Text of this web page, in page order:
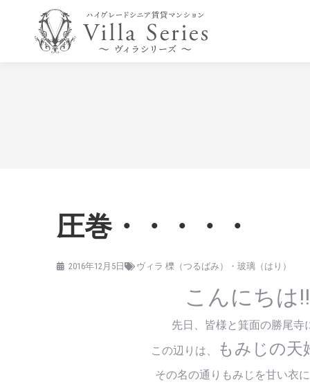
圧巻・・・・・
2016年12月5日 ヴィラ 櫟（つるばみ）・玻璃（はり）
こんにちは
先日、皆様と箕面の勝尾
この辺りは、
もみじの天
その名の通りもみじを甘い衣